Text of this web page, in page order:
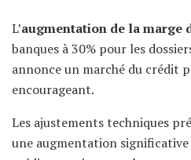
L’augmentation de la marge
banques à 30% pour les
annonce un marché du crédit
encourageant.
Les ajustements techniques
une augmentation